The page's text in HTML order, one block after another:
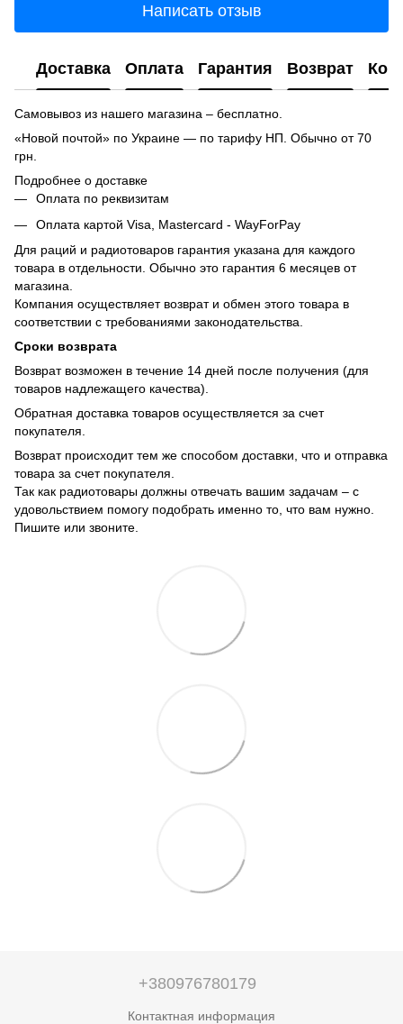
Написать отзыв
Доставка Оплата Гарантия Возврат
Самовывоз из нашего магазина – бесплатно.
«Новой почтой» по Украине — по тарифу НП. Обычно от 70
грн.
Подробнее о доставке
Оплата по реквизитам
Оплата картой Visa, Mastercard - WayForPay
Для раций и радиотоваров гарантия указана для каждого
товара в отдельности. Обычно это гарантия 6 месяцев от
магазина.
Компания осуществляет возврат и обмен этого товара в
соответствии с требованиями законодательства.
Сроки возврата
Возврат возможен в течение 14 дней после получения (для
товаров надлежащего качества).
Обратная доставка товаров осуществляется за счет
покупателя.
Возврат происходит тем же способом доставки, что и отправка
товара за счет покупателя.
Так как радиотовары должны отвечать вашим задачам – с
удовольствием помогу подобрать именно то, что вам нужно.
Пишите или звоните.
+380976780179
Контактная информация